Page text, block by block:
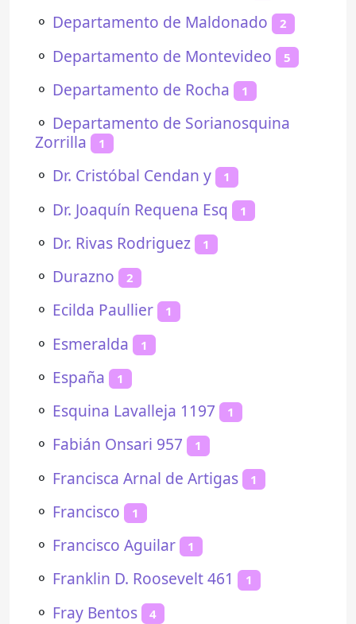
⚬ Departamento de Maldonado 2
⚬ Departamento de Montevideo 5
⚬ Departamento de Rocha 1
⚬ Departamento de Sorianosquina
Zorrilla
1
⚬ Dr. Cristóbal Cendan y 1
⚬ Dr. Joaquín Requena Esq 1
⚬ Dr. Rivas Rodriguez 1
⚬ Durazno 2
⚬ Ecilda Paullier 1
⚬ Esmeralda 1
⚬ España 1
⚬ Esquina Lavalleja 1197 1
⚬ Fabián Onsari 957 1
⚬ Francisca Arnal de Artigas 1
⚬ Francisco 1
⚬ Francisco Aguilar 1
⚬ Franklin D. Roosevelt 461 1
⚬ Fray Bentos 4